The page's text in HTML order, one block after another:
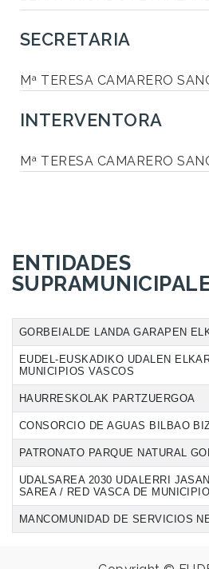
SECRETARIA
Mª TERESA CAMARERO
INTERVENTORA
Mª TERESA CAMARERO
ENTIDADES
GORBEIALDE LANDA GARAPEN
EUDEL-EUSKADIKO UDALEN
MUNICIPIOS VASCOS
HAURRESKOLAK PARTZUERGOA
CONSORCIO DE AGUAS BILBAO
PATRONATO PARQUE NATURAL
UDALSAREA 2030 UDALERRI
SAREA / RED VASCA DE
MANCOMUNIDAD DE SERVICIOS